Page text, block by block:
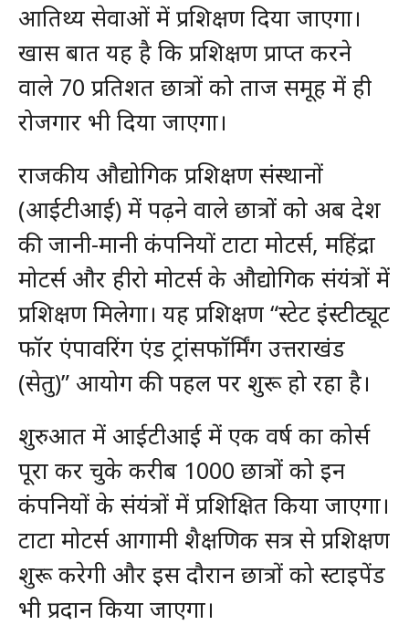
आतिथ्य सेवाओं में प्रशिक्षण दिया जाएगा।
खास बात यह है कि प्रशिक्षण प्राप्त करने
वाले 70 प्रतिशत छात्रों को ताज समूह में ही
रोजगार भी दिया जाएगा।
राजकीय औद्योगिक प्रशिक्षण संस्थानों
(आईटीआई) में पढ़ने वाले छात्रों को अब देश
की जानी-मानी कंपनियों टाटा मोटर्स, महिंद्रा
मोटर्स और हीरो मोटर्स के औद्योगिक संयंत्रों में
प्रशिक्षण मिलेगा। यह प्रशिक्षण “स्टेट इंस्टीट्यूट
फॉर एंपावरिंग एंड ट्रांसफॉर्मिंग उत्तराखंड
(सेतु)” आयोग की पहल पर शुरू हो रहा है।
शुरुआत में आईटीआई में एक वर्ष का कोर्स
पूरा कर चुके करीब 1000 छात्रों को इन
कंपनियों के संयंत्रों में प्रशिक्षित किया जाएगा।
टाटा मोटर्स आगामी शैक्षणिक सत्र से प्रशिक्षण
शुरू करेगी और इस दौरान छात्रों को स्टाइपेंड
भी प्रदान किया जाएगा।